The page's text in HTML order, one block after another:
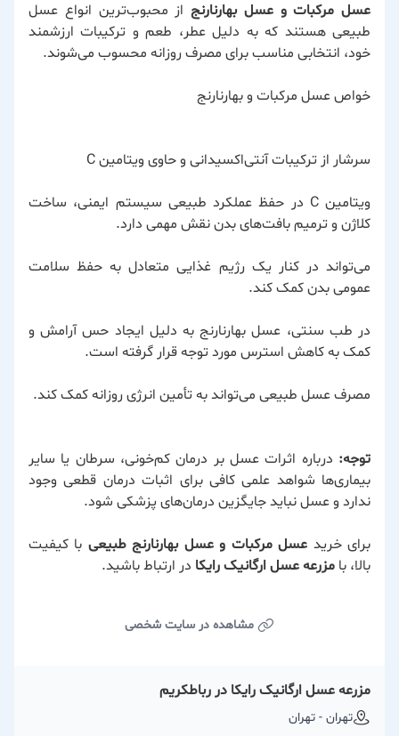
عسل مرکبات و عسل بهارنارنج از محبوب‌ترین انواع عسل
طبیعی هستند که به دلیل عطر، طعم و ترکیبات ارزشمند
خود، انتخابی مناسب برای مصرف روزانه محسوب می‌شوند.
خواص عسل مرکبات و بهارنارنج
سرشار از ترکیبات آنتی‌اکسیدانی و حاوی ویتامین C
ویتامین C در حفظ عملکرد طبیعی سیستم ایمنی، ساخت
کلاژن و ترمیم بافت‌های بدن نقش مهمی دارد.
می‌تواند در کنار یک رژیم غذایی متعادل به حفظ سلامت
عمومی بدن کمک کند.
در طب سنتی، عسل بهارنارنج به دلیل ایجاد حس آرامش و
کمک به کاهش استرس مورد توجه قرار گرفته است.
مصرف عسل طبیعی می‌تواند به تأمین انرژی روزانه کمک کند.
توجه: درباره اثرات عسل بر درمان کم‌خونی، سرطان یا سایر
بیماری‌ها شواهد علمی کافی برای اثبات درمان قطعی وجود
ندارد و عسل نباید جایگزین درمان‌های پزشکی شود.
برای خرید عسل مرکبات و عسل بهارنارنج طبیعی با کیفیت
بالا، با مزرعه عسل ارگانیک رایکا در ارتباط باشید.
مشاهده در سایت شخصی
مزرعه عسل ارگانیک رایکا در رباطكریم
تهران - تهران